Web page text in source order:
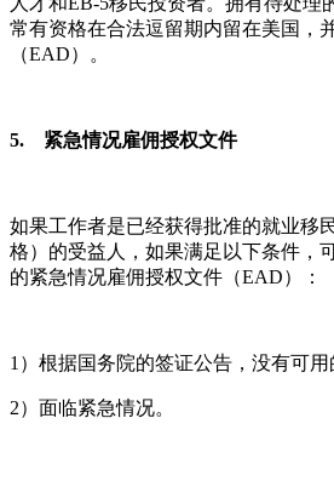
常有资格在合法逗留期内留在美国，
（EAD）。
5. 紧急情况雇佣授权文件
如果工作者是已经获得批准的就业移
格）的受益人，如果满足以下条件，
的紧急情况雇佣授权文件（EAD）：
1）根据国务院的签证公告，没有可用
2）面临紧急情况。